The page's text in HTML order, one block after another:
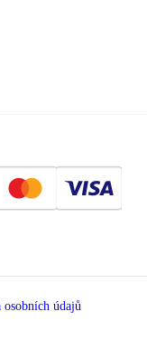
osobních údajů